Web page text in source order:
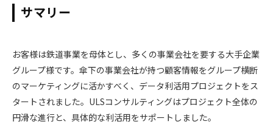
サマリー
お客様は鉄道事業を母体とし、多くの事業会社を要する大手企業
グループ様です。傘下の事業会社が持つ顧客情報をグループ横断
のマーケティングに活かすべく、データ利活用プロジェクトをス
タートされました。ULSコンサルティングはプロジェクト全体の
円滑な進行と、具体的な利活用をサポートしました。